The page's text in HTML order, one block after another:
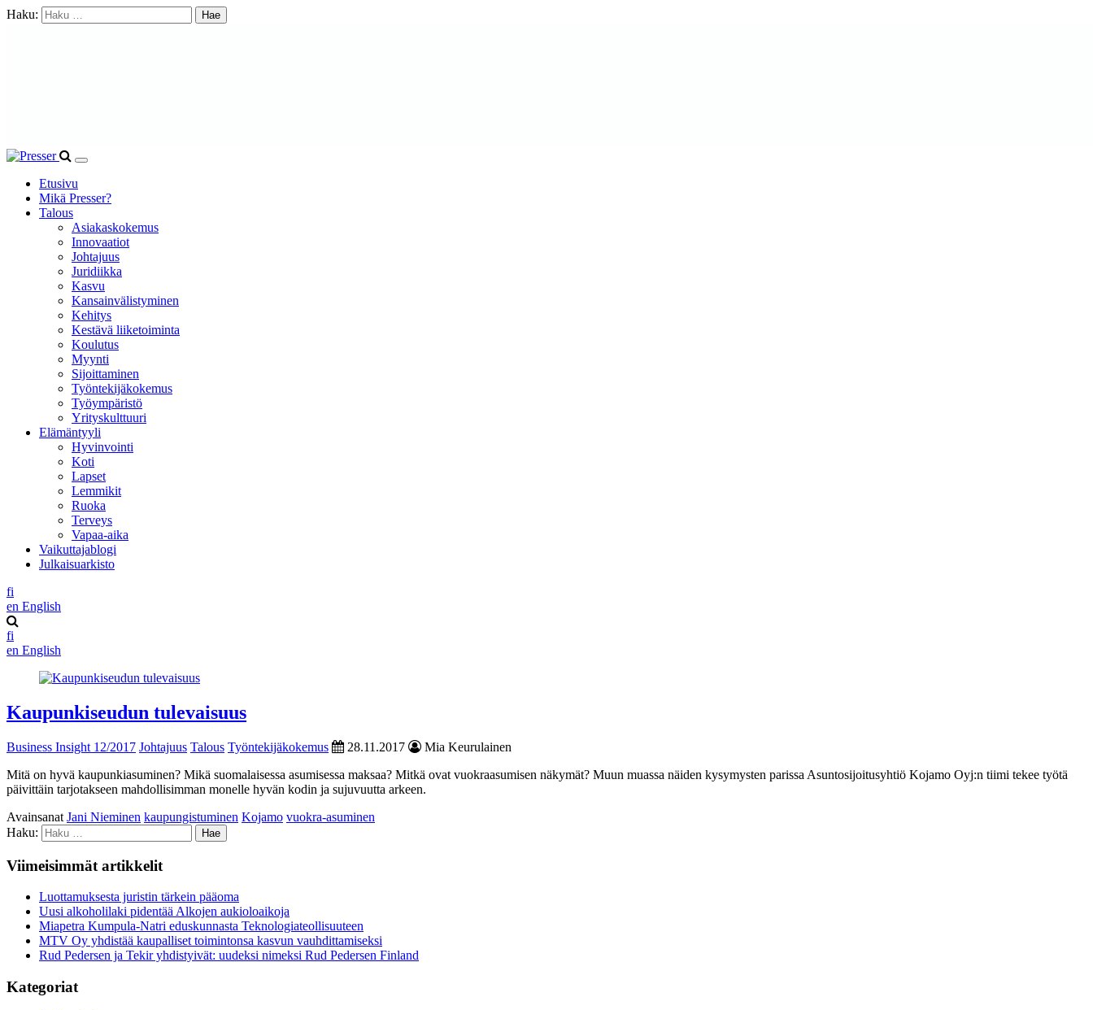
Haku:
Etusivu
Mikä Presser?
Talous
Asiakaskokemus
Innovaatiot
Johtajuus
Juridiikka
Kasvu
Kansainvälistyminen
Kehitys
Kestävä liiketoiminta
Koulutus
Myynti
Sijoittaminen
Työntekijäkokemus
Työympäristö
Yrityskulttuuri
Elämäntyyli
Hyvinvointi
Koti
Lapset
Lemmikit
Ruoka
Terveys
Vapaa-aika
Vaikuttajablogi
Julkaisuarkisto
fi
en English
fi
en English
Kaupunkiseudun tulevaisuus
Business Insight 12/2017 Johtajuus Talous Työntekijäkokemus 28.11.2017
Mia Keurulainen
Mitä on hyvä kaupunki­asuminen? Mikä suoma­laisessa asumisessa maksaa? Mitkä ovat vuok­ra­asumisen näkymät? Muun muassa näiden kysymysten parissa Asuntosijoitusyhtiö Kojamo Oyj:n tiimi tekee työtä
päivittäin tarjotakseen mahdollisimman monelle hyvän kodin ja sujuvuutta arkeen.
Avainsanat Jani Nieminen kaupungistuminen Kojamo vuokra-asuminen
Haku:
Viimeisimmät artikkelit
Luottamuksesta juristin tärkein pääoma
Uusi alkoholilaki pidentää Alkojen aukioloaikoja
Miapetra Kumpula-Natri eduskunnasta Teknologiateollisuuteen
MTV Oy yhdistää kaupalliset toimintonsa kasvun vauhdittamiseksi
Rud Pedersen ja Tekir yhdistyivät: uudeksi nimeksi Rud Pedersen Finland
Kategoriat